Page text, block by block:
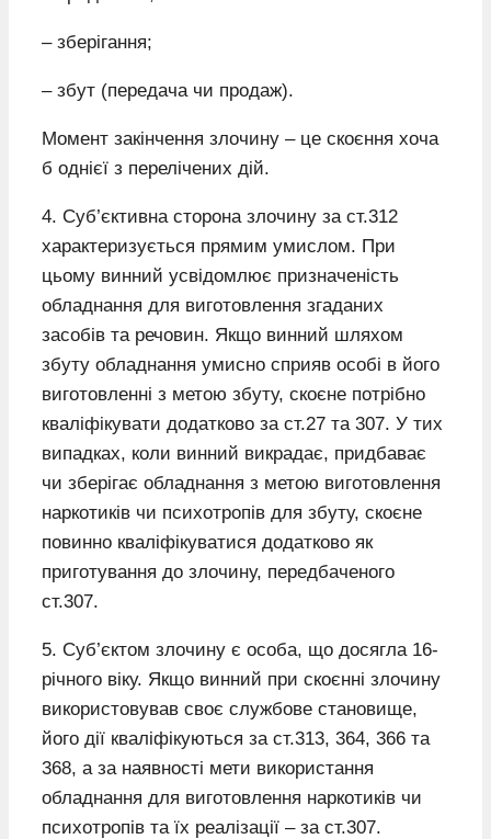
– зберігання;
– збут (передача чи продаж).
Момент закінчення злочину – це скоєння хоча
б однієї з перелічених дій.
4. Суб’єктивна сторона злочину за ст.312
характеризується прямим умислом. При
цьому винний усвідомлює призначеність
обладнання для виготовлення згаданих
засобів та речовин. Якщо винний шляхом
збуту обладнання умисно сприяв особі в його
виготовленні з метою збуту, скоєне потрібно
кваліфікувати додатково за ст.27 та 307. У тих
випадках, коли винний викрадає, придбаває
чи зберігає обладнання з метою виготовлення
наркотиків чи психотропів для збуту, скоєне
повинно кваліфікуватися додатково як
приготування до злочину, передбаченого
ст.307.
5. Суб’єктом злочину є особа, що досягла 16-
річного віку. Якщо винний при скоєнні злочину
використовував своє службове становище,
його дії кваліфікуються за ст.313, 364, 366 та
368, а за наявності мети використання
обладнання для виготовлення наркотиків чи
психотропів та їх реалізації – за ст.307.